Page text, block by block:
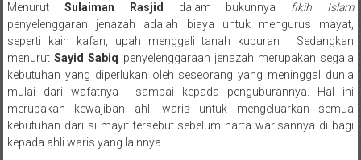
selatan/
Jakarta
Utara/
Jakarta
Pusat/
Karawang/
Lampung
Barat/
Menurut Sulaiman Rasjid dalam bukunnya fikih Islam
penyelenggaran jenazah adalah biaya untuk mengurus mayat,
seperti kain kafan, upah menggali tanah kuburan . Sedangkan
menurutSayid Sabiq penyelenggaraan jenazah merupakan segala
kebutuhan yang diperlukan oleh seseorang yang meninggal dunia
mulai dari wafatnya sampai kepada penguburannya. Hal ini
merupakan kewajiban ahli waris untuk mengeluarkan semua
kebutuhan dari si mayit tersebut sebelum harta warisannya di bagi
kepada ahli waris yang lainnya.